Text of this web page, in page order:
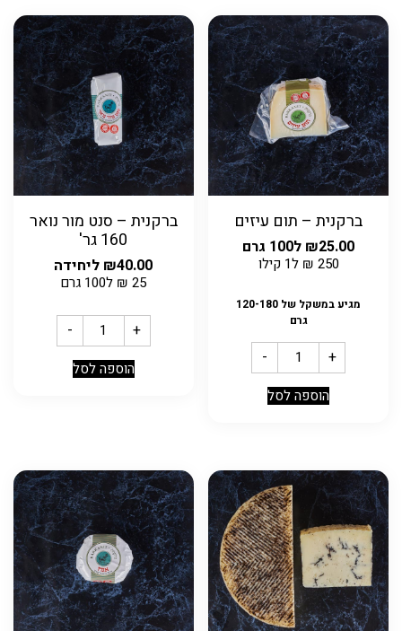
ברקנית – תום עיזים
₪25.00 ל100 גרם
250
₪ ל1 קילו
מגיע במשקל של 120-180
גרם
- +
הוספה לסל
ברקנית – סנט מור נואר
160 גר'
₪40.00 ליחידה
25
₪ ל100 גרם
- +
הוספה לסל